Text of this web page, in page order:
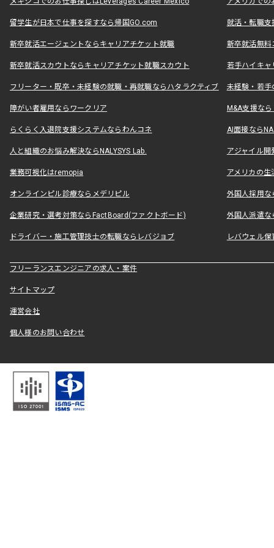
留学生が日本で仕事を探すなら帰国GO.com 就活・転職
新卒就活エージェントならキャリアチケット就職 新卒就活無料
新卒就活スカウトならキャリアチケット就職スカウト 若手ハイキ
フリーター・既卒・未経験の就職・再就職ならハタラクティブ 未経験・若手
障がい者雇用ならワークリア M&A支援な
らくらく入退院支援システムならわんコネ AI面接なら
人と組織のお悩み解決ならNALYSYS Lab. アジャイル
業務可視化はremopia アメリカの
オンラインピル診療ならメデリピル 外国人採用
企業研究・選考対策ならFactBoard(ファクトボード) 外国人派遣な
ドライバー・施工管理技士の転職ならレバジョブ レバウェル
フリーランスエンジニアの求人・案件
サイトマップ
運営会社
個人様のお問い合わせ